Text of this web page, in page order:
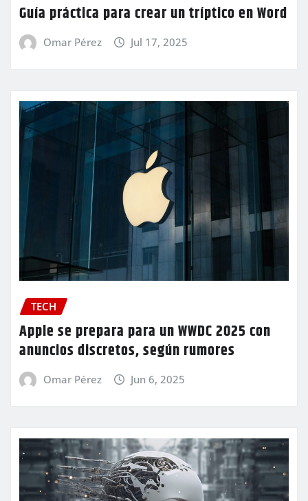
Guía práctica para crear un tríptico en Word
Omar Pérez Jul 17, 2025
TECH
Apple se prepara para un WWDC 2025 con
anuncios discretos, según rumores
Omar Pérez Jun 6, 2025